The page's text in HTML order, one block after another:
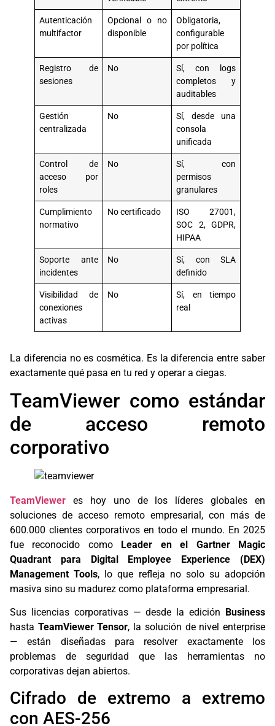
Autenticación
multifactor
Opcional o no
disponible
Obligatoria,
configurable
por política
Registro de
sesiones
No
Sí, con logs
completos y
auditables
Gestión
centralizada
No
Sí, desde una
consola
unificada
Control de
acceso por
roles
No
Sí, con
permisos
granulares
Cumplimiento
normativo
No certificado
ISO 27001,
SOC 2, GDPR,
HIPAA
Soporte ante
incidentes
No
Sí, con SLA
definido
Visibilidad de
conexiones
activas
No
Sí, en tiempo
real
La diferencia no es cosmética. Es la diferencia entre saber
exactamente qué pasa en tu red y operar a ciegas.
TeamViewer como estándar
de acceso remoto
corporativo
TeamViewer es hoy uno de los líderes globales en
soluciones de acceso remoto empresarial, con más de
600.000 clientes corporativos en todo el mundo. En 2025
fue reconocido como Leader en el Gartner Magic
Quadrant para Digital Employee Experience (DEX)
Management Tools, lo que refleja no solo su adopción
masiva sino su madurez como plataforma empresarial.
Sus licencias corporativas — desde la edición
Business
hasta TeamViewer Tensor, la solución de nivel enterprise
— están diseñadas para resolver exactamente los
problemas de seguridad que las herramientas no
corporativas dejan abiertos.
Cifrado de extremo a extremo
con AES-256